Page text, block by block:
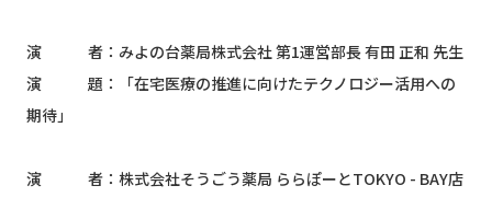
演 者：みよの台薬局株式会社 第1運営部長 有田 正和 先生
演 題：「在宅医療の推進に向けたテクノロジー活用への
期待」
演 者：株式会社そうごう薬局 ららぽーとTOKYO - BAY店